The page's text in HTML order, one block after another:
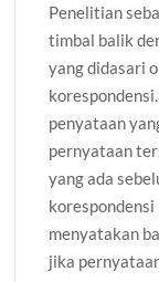
Penelitian
timbal balik
yang didasari
penyataan
pernyataan
yang ada
menyatakan
jika